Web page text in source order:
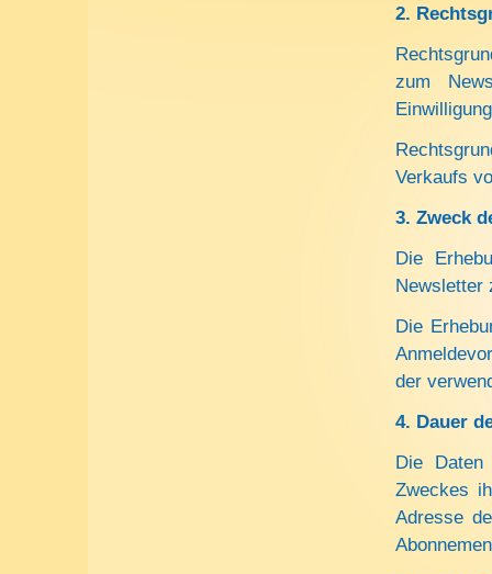
2.
zum
Verkaufs
3. Zweck
Die
Newsletter
Die
der
4. Dauer
Die
Zweckes
Adresse